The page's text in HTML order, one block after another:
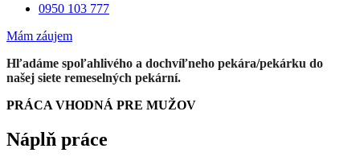
0950 103 777
Mám záujem
Hľadáme spoľahlivého a dochvíľneho pekára/pekárku do
našej siete remeselných pekární.
PRÁCA VHODNÁ PRE MUŽOV
Náplň práce